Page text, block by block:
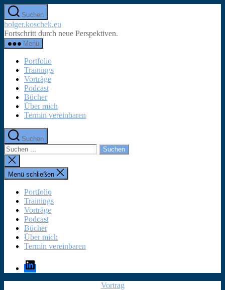
Zum
Inhalt
springen
Suchen
holger.koschek.eu
Fortschritt durch neue Perspektiven.
Menü
Portfolio
Trainings
Vorträge
Podcast
Bücher
Über mich
Termin vereinbaren
Suchen
Suchen
nach:
Suche
schließen
Menü schließen
Portfolio
Trainings
Vorträge
Podcast
Bücher
Über mich
Termin vereinbaren
LinkedIn
Kategorien
Vortrag